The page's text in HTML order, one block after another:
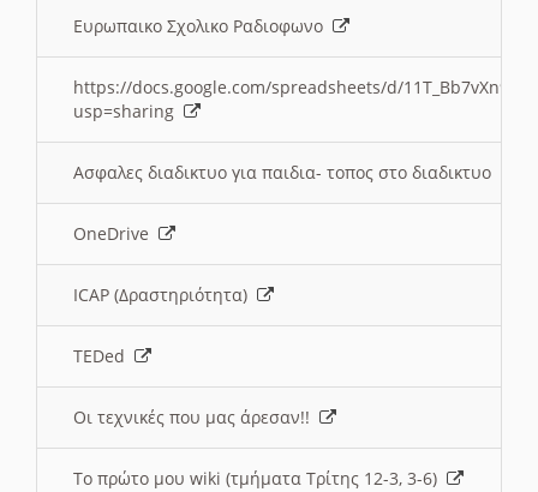
Ευρωπαικο Σχολικο Ραδιοφωνο
https://docs.google.com/spreadsheets/d/
usp=sharing
Ασφαλες διαδικτυο για παιδια- τοπος στο διαδικτυο
OneDrive
ICAP (Δραστηριότητα)
TEDed
Οι τεχνικές που μας άρεσαν!!
Το πρώτο μου wiki (τμήματα Τρίτης 12-3, 3-6)